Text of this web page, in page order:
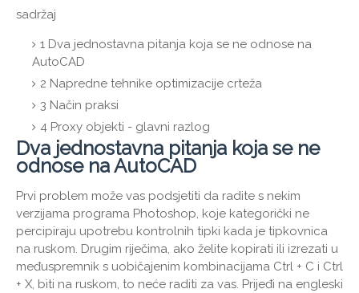
sadržaj
1 Dva jednostavna pitanja koja se ne odnose na
AutoCAD
2 Napredne tehnike optimizacije crteža
3 Način praksi
4 Proxy objekti - glavni razlog
Dva jednostavna pitanja koja se ne
odnose na AutoCAD
Prvi problem može vas podsjetiti da radite s nekim
verzijama programa Photoshop, koje kategorički ne
percipiraju upotrebu kontrolnih tipki kada je tipkovnica
na ruskom. Drugim riječima, ako želite kopirati ili izrezati u
međuspremnik s uobičajenim kombinacijama Ctrl + C i Ctrl
+ X, biti na ruskom, to neće raditi za vas. Prijeđi na engleski